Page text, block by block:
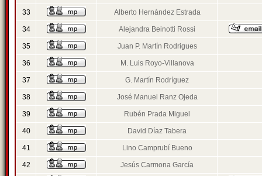
33 Alberto Hernández Estrada
34 Alejandra Beinotti Rossi
35 Juan P. Martín Rodrigues
36 M. Luis Royo-Villanova
37 G. Martín Rodríguez
38 José Manuel Ranz Ojeda
39 Rubén Prada Miguel
40 David Díaz Tabera
41 Lino Camprubí Bueno
42 Jesús Carmona García